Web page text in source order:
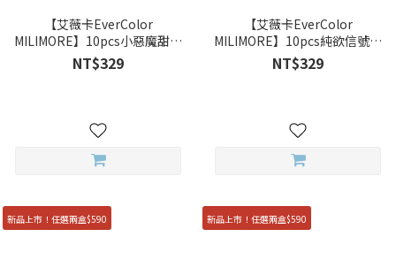
【艾薇卡EverColor
MILIMORE】10pcs小惡魔甜癮
Namaiki Sugar彩色日拋
NT$329
【艾薇卡EverColor
MILIMORE】10pcs純欲信號彈
Onedari Pearl彩色日拋
NT$329
新品上市！任選兩盒$590 新品上市！任選兩盒$590